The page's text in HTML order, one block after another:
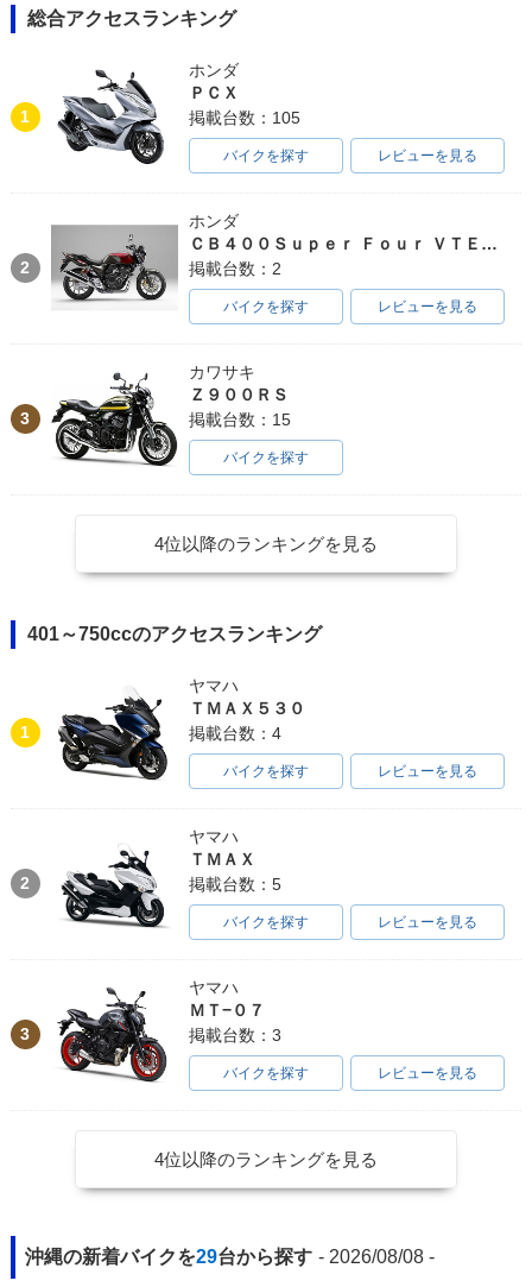
総合アクセスランキング
1
ホンダ
ＰＣＸ
掲載台数：105
バイクを探す レビューを見る
2
ホンダ
ＣＢ４００Ｓｕｐｅｒ Ｆｏｕｒ ＶＴＥＣ ＳＰＥＣ３
掲載台数：2
バイクを探す レビューを見る
3
カワサキ
Ｚ９００ＲＳ
掲載台数：15
バイクを探す
4位以降のランキングを見る
401～750ccのアクセスランキング
1
ヤマハ
ＴＭＡＸ５３０
掲載台数：4
バイクを探す レビューを見る
2
ヤマハ
ＴＭＡＸ
掲載台数：5
バイクを探す レビューを見る
3
ヤマハ
ＭＴ−０７
掲載台数：3
バイクを探す レビューを見る
4位以降のランキングを見る
沖縄の新着バイクを29台から探す - 2026/08/08 -